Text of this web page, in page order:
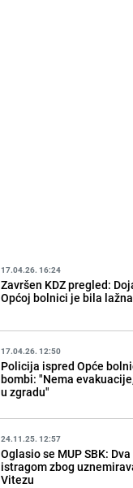
17.04.26. 16:24
Završen KDZ pregled:
Općoj bolnici je bila lažna
17.04.26. 12:50
Policija ispred Opće
bombi: "Nema
u zgradu"
24.11.25. 12:57
Oglasio se MUP SBK:
istragom zbog
Vitezu